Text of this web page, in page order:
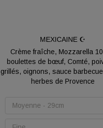
MEXICAINE ☪️
Crème fraîche, Mozzarella
boulettes de bœuf, Comté,
grillés, oignons, sauce
herbes de Provence